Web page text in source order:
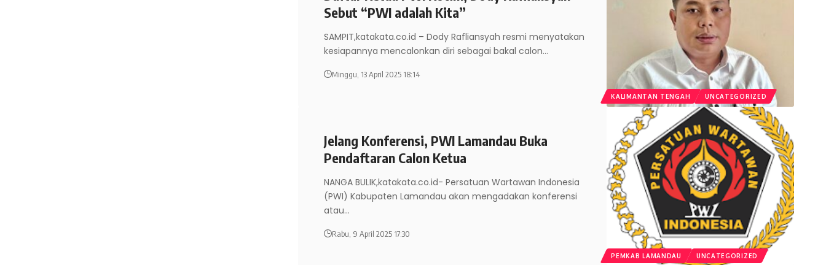
KALIMANTAN TENGAH UNCATEGORIZED
Sebut “PWI adalah Kita”
SAMPIT,katakata.co.id – Dody Rafliansyah resmi menyatakan
kesiapannya mencalonkan diri sebagai bakal calon…
Minggu, 13 April 2025 18:14
PEMKAB LAMANDAU UNCATEGORIZED
Jelang Konferensi, PWI Lamandau Buka
Pendaftaran Calon Ketua
NANGA BULIK,katakata.co.id- Persatuan Wartawan Indonesia
(PWI) Kabupaten Lamandau akan mengadakan konferensi
atau…
Rabu, 9 April 2025 17:30